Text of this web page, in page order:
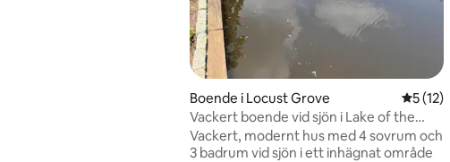
Boende i Locust Grove 5 av 5 i
5 (12)
Vackert boende vid sjön i Lake of the
Woods, Virginia
Vackert, modernt hus med 4 sovrum och
3 badrum vid sjön i ett inhägnat område